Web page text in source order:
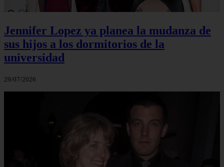
Jennifer Lopez ya planea la mudanza de
sus hijos a los dormitorios de la
universidad
29/07/2026